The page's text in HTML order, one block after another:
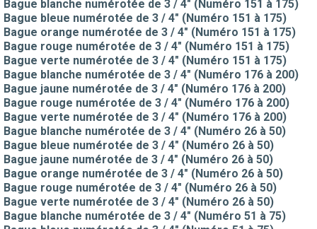
Bague blanche numérotée de 3 / 4" (Numéro 151 à 175)
Bague bleue numérotée de 3 / 4" (Numéro 151 à 175)
Bague orange numérotée de 3 / 4" (Numéro 151 à 175)
Bague rouge numérotée de 3 / 4" (Numéro 151 à 175)
Bague verte numérotée de 3 / 4" (Numéro 151 à 175)
Bague blanche numérotée de 3 / 4" (Numéro 176 à 200)
Bague jaune numérotée de 3 / 4" (Numéro 176 à 200)
Bague rouge numérotée de 3 / 4" (Numéro 176 à 200)
Bague verte numérotée de 3 / 4" (Numéro 176 à 200)
Bague blanche numérotée de 3 / 4" (Numéro 26 à 50)
Bague bleue numérotée de 3 / 4" (Numéro 26 à 50)
Bague jaune numérotée de 3 / 4" (Numéro 26 à 50)
Bague orange numérotée de 3 / 4" (Numéro 26 à 50)
Bague rouge numérotée de 3 / 4" (Numéro 26 à 50)
Bague verte numérotée de 3 / 4" (Numéro 26 à 50)
Bague blanche numérotée de 3 / 4" (Numéro 51 à 75)